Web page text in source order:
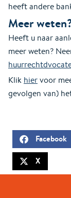
heeft andere
Meer
Heeft u naar
meer weten?
Klik hiervoor
gevolgen van)
Facebook
X